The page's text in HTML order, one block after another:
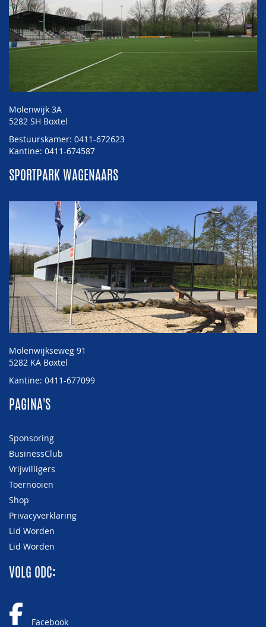
Molenwijk 3A
5282 SH Boxtel
Bestuurskamer: 0411-672623
Kantine: 0411-674587
SPORTPARK WAGENAARS
Molenwijkseweg 91
5282 KA Boxtel
Kantine: 0411-677099
PAGINA'S
Sponsoring
BusinessClub
Vrijwilligers
Toernooien
Shop
Privacyverklaring
Lid Worden
Lid Worden
VOLG ODC:
Facebook